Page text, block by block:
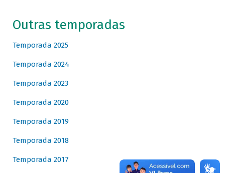
Outras temporadas
Temporada 2025
Temporada 2024
Temporada 2023
Temporada 2020
Temporada 2019
Temporada 2018
Temporada 2017